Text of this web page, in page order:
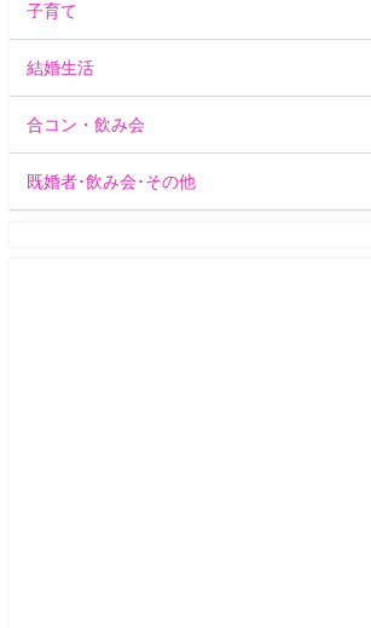
子育て
結婚生活
合コン・飲み会
既婚者･飲み会･その他